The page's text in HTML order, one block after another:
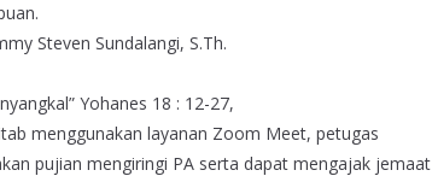
Steven Sundalangi, S.Th.
Yohanes 18 : 12-27,
menggunakan layanan Zoom Meet, petugas
pujian mengiringi PA serta dapat mengajak jemaat